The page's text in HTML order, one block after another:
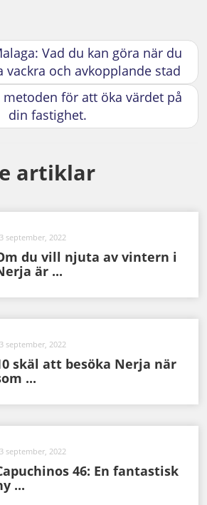
Vad du kan göra när du
vackra och avkopplande stad
metoden för att öka värdet på
din fastighet.
artiklar
september, 2022
du vill njuta av vintern i
är ...
september, 2022
skäl att besöka Nerja när
...
september, 2022
46: En fantastisk
...